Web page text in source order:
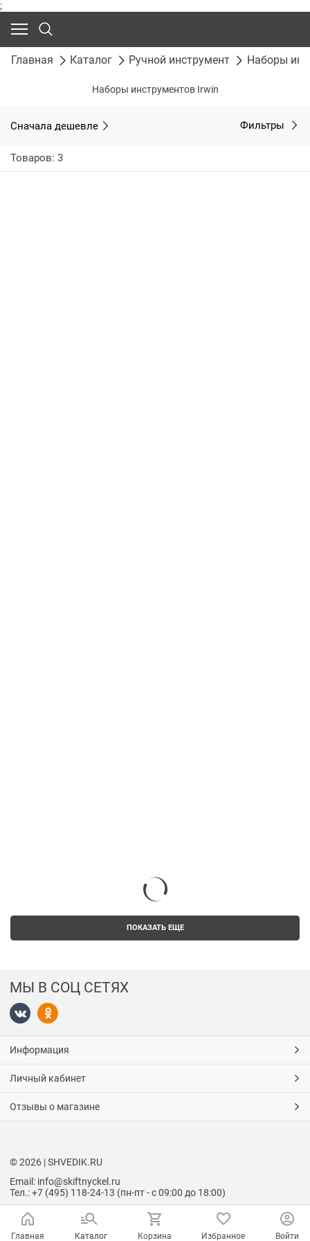
;
Главная Каталог Ручной инструмент Наборы
Наборы инструментов Irwin
Сначала дешевле Фильтры
Товаров: 3
ПОКАЗАТЬ ЕЩЕ
МЫ В СОЦ СЕТЯХ
Информация
Личный кабинет
Отзывы о магазине
© 2026 | SHVEDIK.RU
Email: info@skiftnyckel.ru
Тел.: +7 (495) 118-24-13 (пн-пт - с 09:00 до 18:00)
Главная Каталог Корзина Избранное Войти